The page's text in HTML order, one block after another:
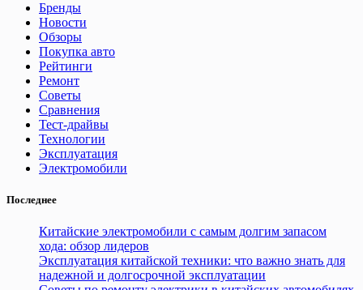
Бренды
Новости
Обзоры
Покупка авто
Рейтинги
Ремонт
Советы
Сравнения
Тест-драйвы
Технологии
Эксплуатация
Электромобили
Последнее
Китайские электромобили с самым долгим запасом
хода: обзор лидеров
Эксплуатация китайской техники: что важно знать для
надежной и долгосрочной эксплуатации